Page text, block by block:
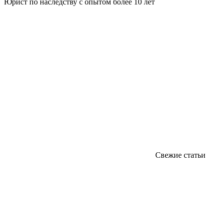
Свежие статьи